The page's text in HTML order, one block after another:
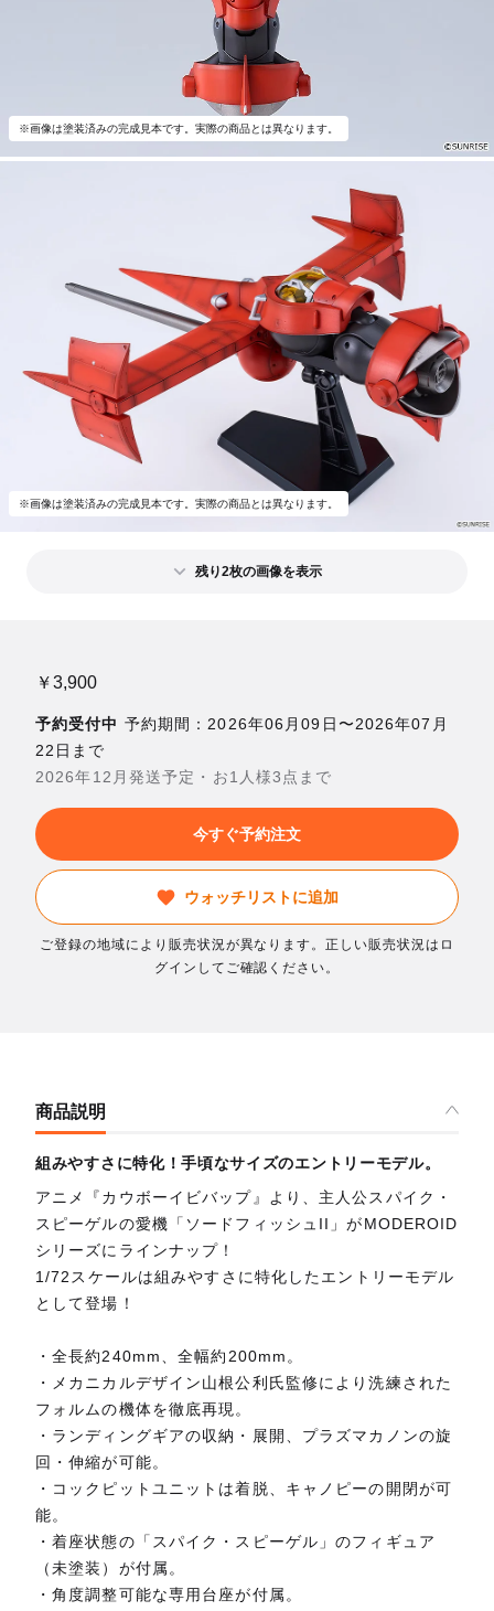
※画像は塗装済みの完成見本です。実際の商品とは異なります。
※画像は塗装済みの完成見本です。実際の商品とは異なります。
残り2枚の画像を表示
￥3,900
予約受付中 予約期間：2026年06月09日〜2026年07月
22日まで
2026年12月発送予定・お1人様3点まで
今すぐ予約注文
ウォッチリストに追加
ご登録の地域により販売状況が異なります。正しい販売状況はロ
グインしてご確認ください。
商品説明
組みやすさに特化！手頃なサイズのエントリーモデル。
アニメ『カウボーイビバップ』より、主人公スパイク・
スピーゲルの愛機「ソードフィッシュII」がMODEROID
シリーズにラインナップ！
1/72スケールは組みやすさに特化したエントリーモデル
として登場！
・全長約240mm、全幅約200mm。
・メカニカルデザイン山根公利氏監修により洗練された
フォルムの機体を徹底再現。
・ランディングギアの収納・展開、プラズマカノンの旋
回・伸縮が可能。
・コックピットユニットは着脱、キャノピーの開閉が可
能。
・着座状態の「スパイク・スピーゲル」のフィギュア
（未塗装）が付属。
・角度調整可能な専用台座が付属。